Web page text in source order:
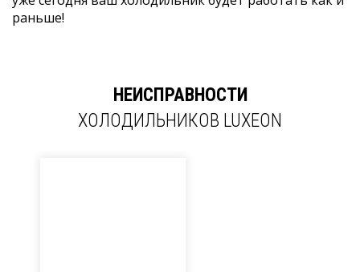
раньше!
НЕИСПРАВНОСТИ
ХОЛОДИЛЬНИКОВ LUXEON